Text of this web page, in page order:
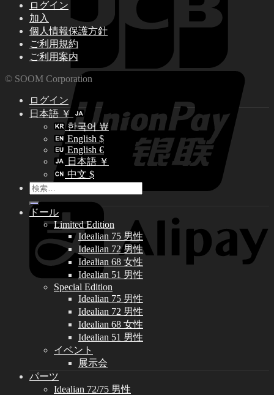
ログイン
加入
個人情報保護方針
ご利用規約
ご利用案内
© SOOM Corporation
ログイン
日本語 ￥
한국어 ￦
English $
English €
日本語 ￥
中文 $
検
索
対
ドール
Limited Edition
Idealian 75 男性
Idealian 72 男性
Idealian 68 女性
Idealian 51 男性
Special Edition
Idealian 75 男性
Idealian 72 男性
Idealian 68 女性
Idealian 51 男性
イベント
展示会
パーツ
Idealian 72/75 男性